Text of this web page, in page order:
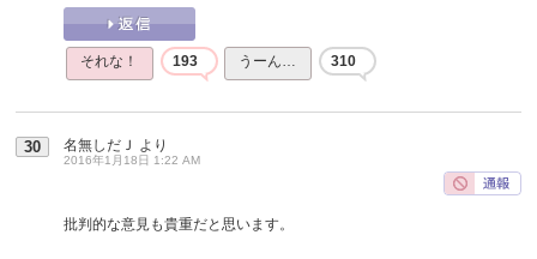
それな！ 193 うーん… 310
30 名無しだＪ より
2016年1月18日 1:22 AM
批判的な意見も貴重だと思います。